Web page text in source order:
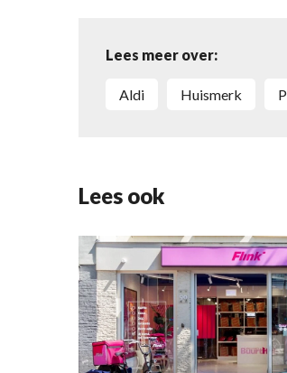
Lees meer over:
Aldi huismerk
Lees ook